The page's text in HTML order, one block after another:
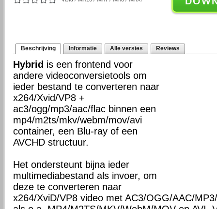
Beschrijving Informatie Alle versies Reviews
Hybrid is een frontend voor
andere videoconversietools om
ieder bestand te converteren naar
x264/Xvid/VP8 +
ac3/ogg/mp3/aac/flac binnen een
mp4/m2ts/mkv/webm/mov/avi
container, een Blu-ray of een
AVCHD structuur.
Het ondersteunt bijna ieder
multimediabestand als invoer, om
deze te converteren naar
x264/XviD/VP8 video met AC3/OGG/AAC/